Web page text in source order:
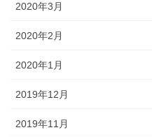
2020年3月
2020年2月
2020年1月
2019年12月
2019年11月